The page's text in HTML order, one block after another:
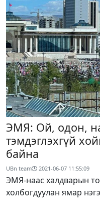
ЭМЯ: Ой, одон,
тэмдэглэхгүй
байна
UBn team 2021-06-07 11:55:09
ЭМЯ-наас халдварын
холбогдуулан ямар